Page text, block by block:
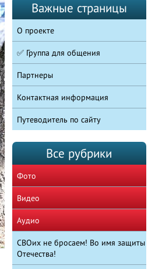
Важные страницы
О проекте
✅ Группа для общения
Партнеры
Контактная информация
Путеводитель по сайту
Все рубрики
Фото
Видео
Аудио
СВОих не бросаем! Во имя защиты
Отечества!